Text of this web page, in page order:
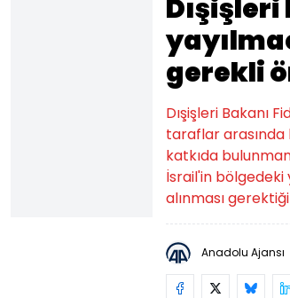
gerekli
Dışişleri Bakanı
taraflar arasında
katkıda
İsrail'in bölgedeki
alınması
Anadolu Ajansı